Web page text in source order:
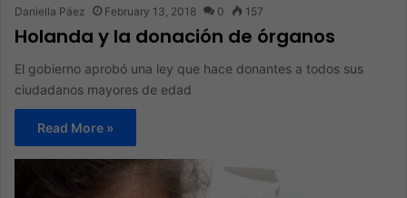
Daniella Páez February 13, 2018 0 157
Holanda y la donación de órganos
El gobierno aprobó una ley que hace donantes a todos sus
ciudadanos mayores de edad
Read More »